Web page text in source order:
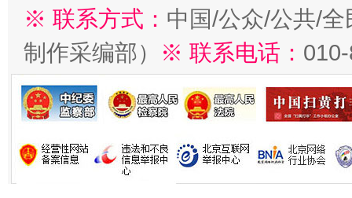
※ 联系方式： 中国/公众/公共/
制作采编部）
※ 联系电话：